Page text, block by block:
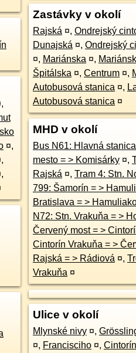
,
¤,
,
,
Zastávky v okolí
Rajská ¤, Ondrejský
Dunajská ¤, Ondrejský
¤, Mariánska ¤,
Špitálska ¤, Centrum ¤,
Autobusová stanica ¤,
Autobusová stanica ¤
MHD v okolí
mesto = > Komisárky ¤,
Rajská ¤,
Červený
Cintorín
Rajská = > Rádiová ¤,
Vrakuňa ¤
Ulice v okolí
Mlynské nivy ¤,
¤, Francisciho ¤,